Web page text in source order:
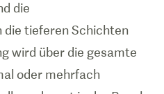
die
die tieferen Schichten
wird über die gesamte
oder mehrfach